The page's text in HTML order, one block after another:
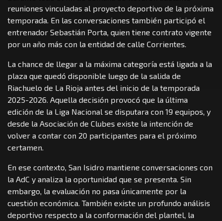
reuniones vinculadas al proyecto deportivo de la próxima
temporada. En las conversaciones también participó el
entrenador Sebastián Porta, quien tiene contrato vigente
por un año más con la entidad de calle Corrientes.
La chance de llegar a la máxima categoría está ligada a la
plaza que quedó disponible luego de la salida de
Riachuelo de La Rioja antes del inicio de la temporada
2025-2026. Aquella decisión provocó que la última
edición de la Liga Nacional se disputara con 19 equipos, y
desde la Asociación de Clubes existe la intención de
volver a contar con 20 participantes para el próximo
certamen.
En ese contexto, San Isidro mantiene conversaciones con
la AdC y analiza la oportunidad que se presenta. Sin
embargo, la evaluación no pasa únicamente por la
cuestión económica. También existe un profundo análisis
deportivo respecto a la conformación del plantel, la